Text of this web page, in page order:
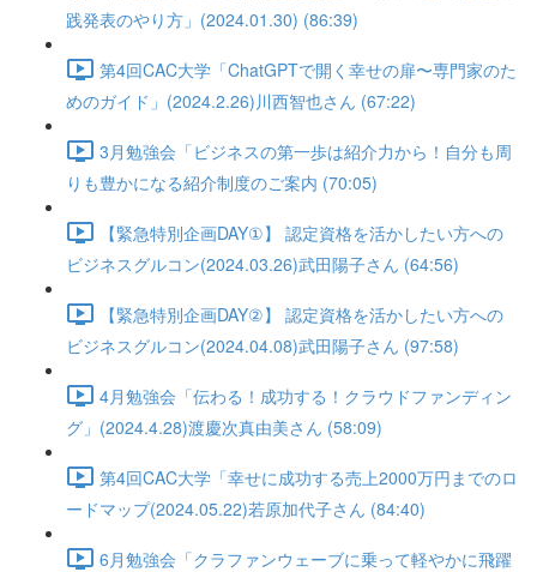
践発表のやり方」(2024.01.30) (86:39)
第4回CAC大学「ChatGPTで開く幸せの扉〜専門家のた
めのガイド」(2024.2.26)川西智也さん (67:22)
3月勉強会「ビジネスの第一歩は紹介力から！自分も周
りも豊かになる紹介制度のご案内 (70:05)
【緊急特別企画DAY①】 認定資格を活かしたい方への
ビジネスグルコン(2024.03.26)武田陽子さん (64:56)
【緊急特別企画DAY②】 認定資格を活かしたい方への
ビジネスグルコン(2024.04.08)武田陽子さん (97:58)
4月勉強会「伝わる！成功する！クラウドファンディン
グ」(2024.4.28)渡慶次真由美さん (58:09)
第4回CAC大学「幸せに成功する売上2000万円までのロ
ードマップ(2024.05.22)若原加代子さん (84:40)
6月勉強会「クラファンウェーブに乗って軽やかに飛躍